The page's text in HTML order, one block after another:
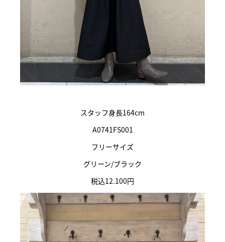
スタッフ身長164cm
A0741FS001
フリーサイズ
グリーン/ブラック
税込12.100円